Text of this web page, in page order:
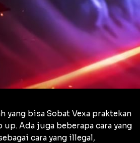
yang bisa Sobat Vexa praktekan
Ada juga beberapa cara yang
cara yang illegal,